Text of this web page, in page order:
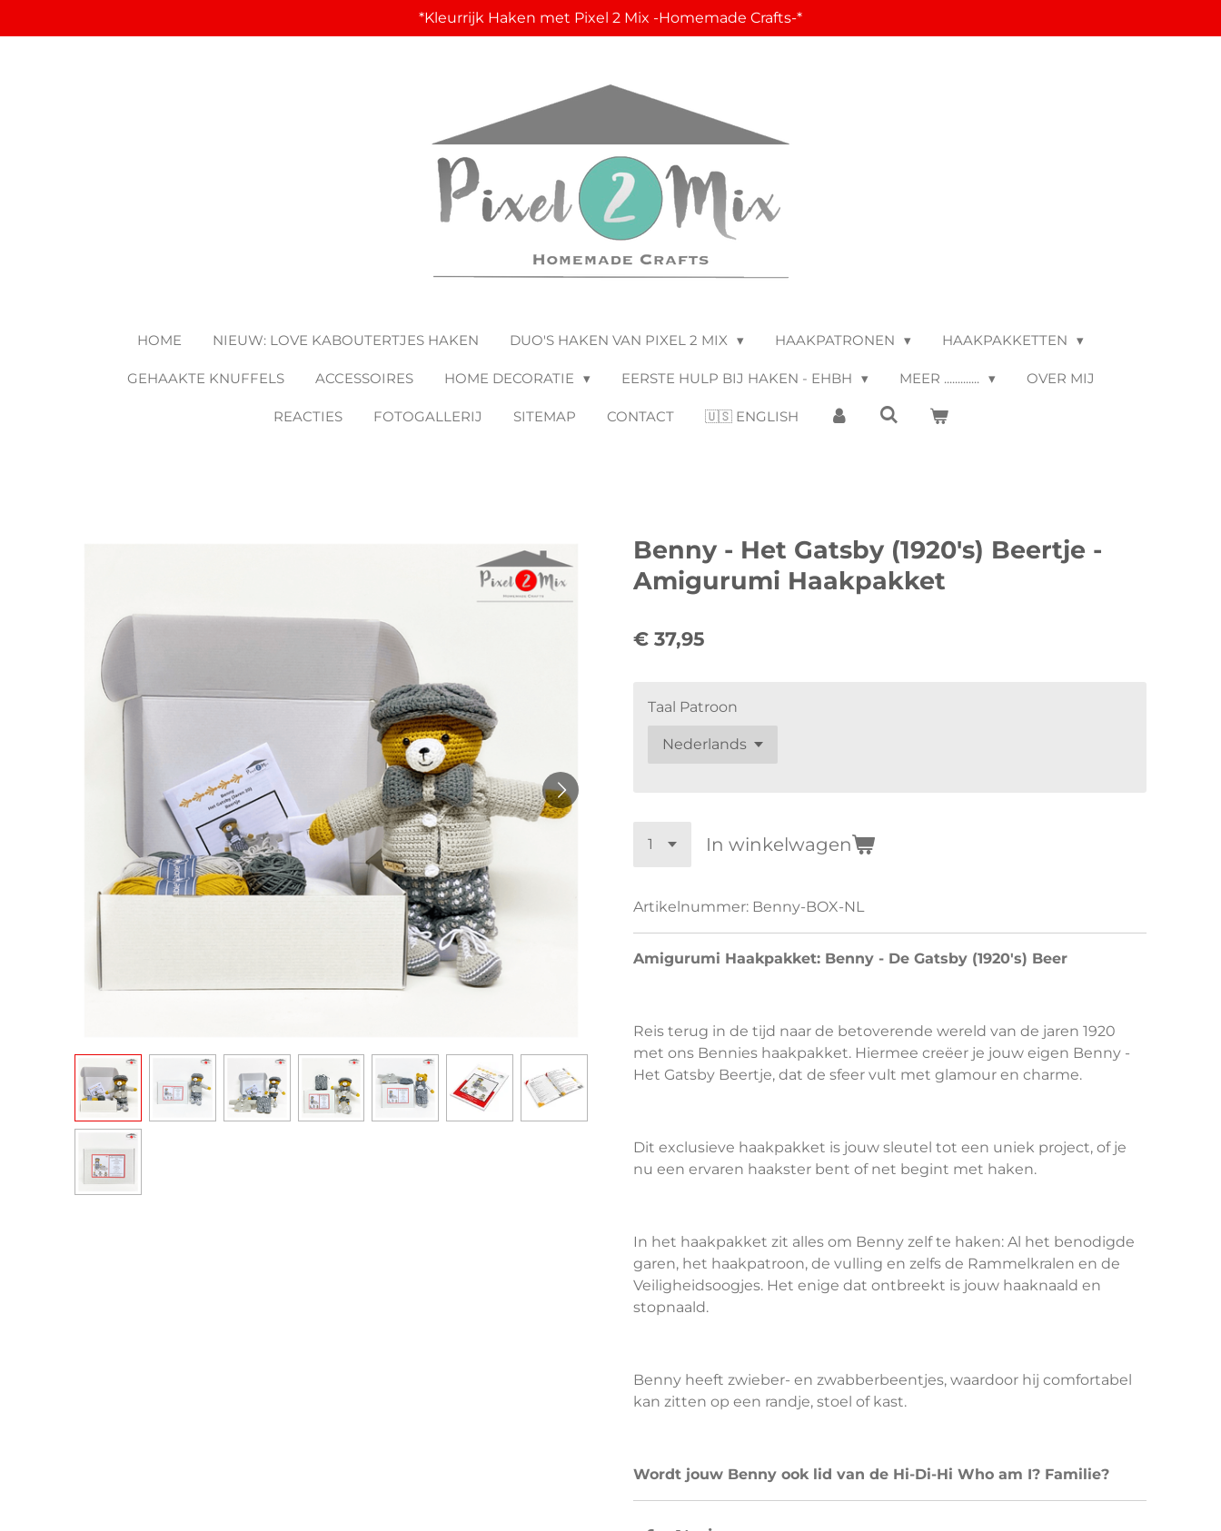
direct
*Kleurrijk Haken met Pixel 2 Mix -Homemade Crafts-*
HOME NIEUW: LOVE KABOUTERTJES HAKEN DUO'S HAKEN VAN PIXEL 2 MIX HAAKPATRONEN HAAKPAKKETTEN
GEHAAKTE KNUFFELS ACCESSOIRES HOME DECORATIE EERSTE HULP BIJ HAKEN - EHBH MEER ............. OVER MIJ
REACTIES FOTOGALLERIJ SITEMAP CONTACT 🇺🇸 ENGLISH
Benny - Het Gatsby (1920's) Beertje -
Amigurumi Haakpakket
€ 37,95
Taal Patroon
In winkelwagen
Artikelnummer: Benny-BOX-NL
Amigurumi Haakpakket: Benny - De Gatsby (1920's) Beer
Reis terug in de tijd naar de betoverende wereld van de jaren 1920
met ons Bennies haakpakket. Hiermee creëer je jouw eigen Benny -
Het Gatsby Beertje, dat de sfeer vult met glamour en charme.
Dit exclusieve haakpakket is jouw sleutel tot een uniek project, of je
nu een ervaren haakster bent of net begint met haken.
In het haakpakket zit alles om Benny zelf te haken: Al het benodigde
garen, het haakpatroon, de vulling en zelfs de Rammelkralen en de
Veiligheidsoogjes. Het enige dat ontbreekt is jouw haaknaald en
stopnaald.
Benny heeft zwieber- en zwabberbeentjes, waardoor hij comfortabel
kan zitten op een randje, stoel of kast.
Wordt jouw Benny ook lid van de Hi-Di-Hi Who am I? Familie?